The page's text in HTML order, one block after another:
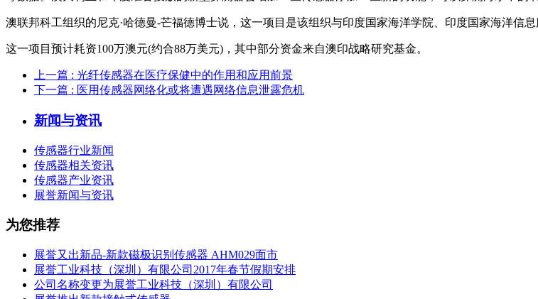
澳联邦科工组织的尼克·哈德曼-芒福德博士说，这一项目是该组织与印度国家海洋学院、印度国家海洋信
这一项目预计耗资100万澳元(约合88万美元)，其中部分资金来自澳印战略研究基金。
上一篇 : 光纤传感器在医疗保健中的作用和应用前景
下一篇 : 医用传感器网络化或将遭遇网络信息泄露危机
新闻与资讯
传感器行业新闻
传感器相关资讯
传感器产业资讯
展誉新闻与资讯
为您推荐
展誉又出新品-新款磁极识别传感器 AHM029面市
展誉工业科技（深圳）有限公司2017年春节假期安排
公司名称变更为展誉工业科技（深圳）有限公司